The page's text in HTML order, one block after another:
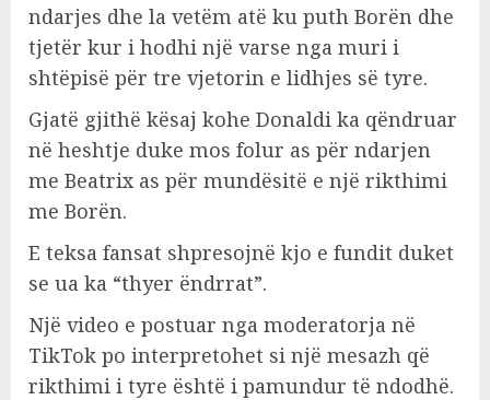
ndarjes dhe la vetëm atë ku puth Borën dhe
tjetër kur i hodhi një varse nga muri i
shtëpisë për tre vjetorin e lidhjes së tyre.
Gjatë gjithë kësaj kohe Donaldi ka qëndruar
në heshtje duke mos folur as për ndarjen
me Beatrix as për mundësitë e një rikthimi
me Borën.
E teksa fansat shpresojnë kjo e fundit duket
se ua ka “thyer ëndrrat”.
Një video e postuar nga moderatorja në
TikTok po interpretohet si një mesazh që
rikthimi i tyre është i pamundur të ndodhë.